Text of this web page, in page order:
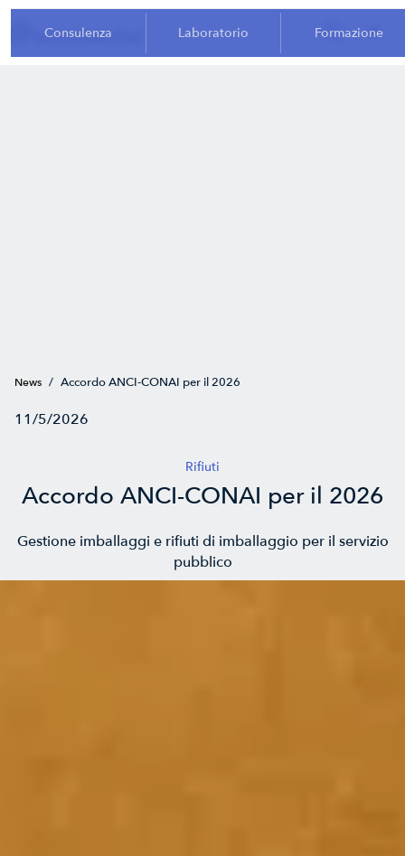
Consulenza Laboratorio Formazione
News / Accordo ANCI-CONAI per il 2026
11/5/2026
Rifiuti
Accordo ANCI-CONAI per il 2026
Gestione imballaggi e rifiuti di imballaggio per il servizio
pubblico